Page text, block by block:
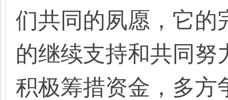
们共同的夙愿，它的
的继续支持和共同努
积极筹措资金，多方